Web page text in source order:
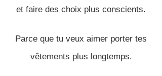
et faire des choix plus conscients.
Parce que tu veux aimer porter tes
vêtements plus longtemps.